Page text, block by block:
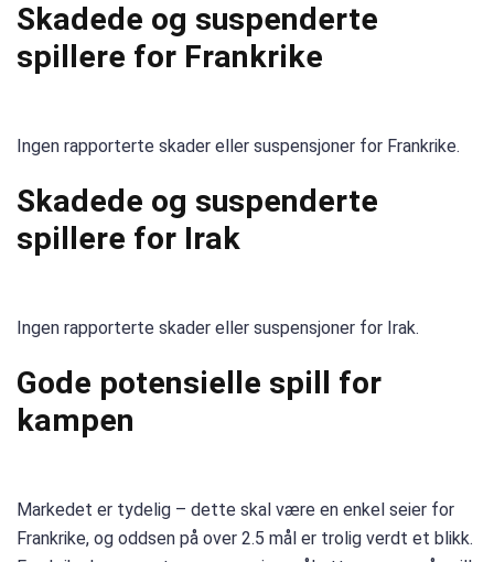
Skadede og suspenderte
spillere for Frankrike
Ingen rapporterte skader eller suspensjoner for Frankrike.
Skadede og suspenderte
spillere for Irak
Ingen rapporterte skader eller suspensjoner for Irak.
Gode potensielle spill for
kampen
Markedet er tydelig – dette skal være en enkel seier for
Frankrike, og oddsen på over 2.5 mål er trolig verdt et blikk.